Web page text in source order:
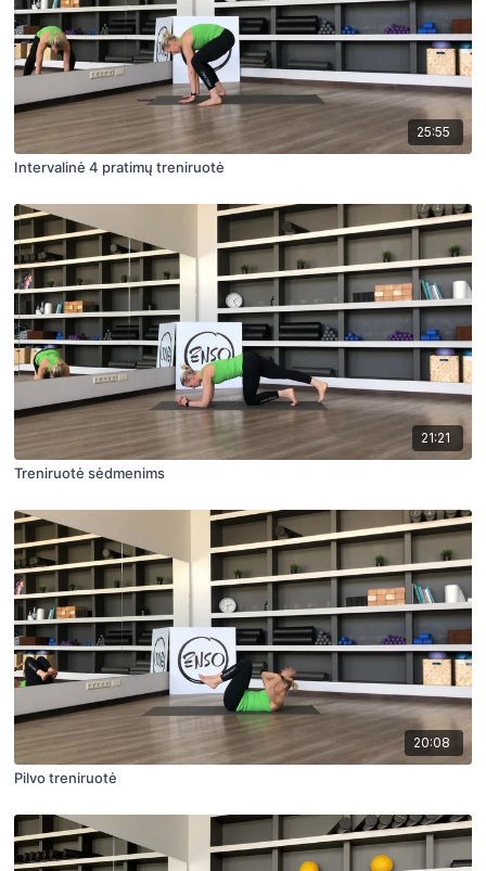
25:55
Intervalinė 4 pratimų treniruotė
21:21
Treniruotė sėdmenims
20:08
Pilvo treniruotė